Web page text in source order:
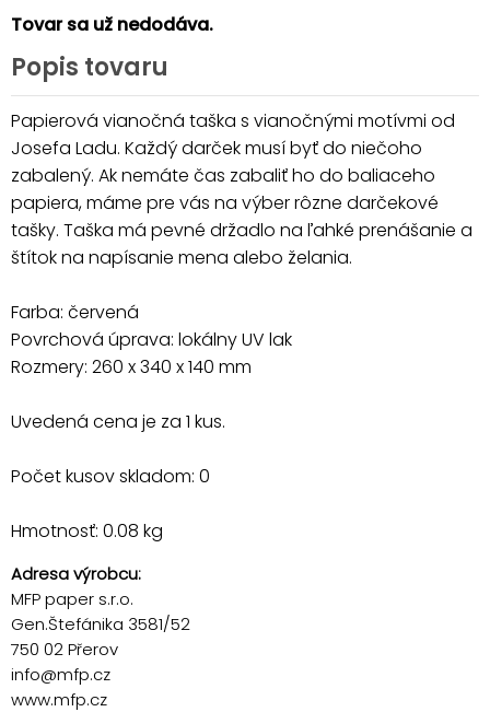
Tovar sa už nedodáva.
Popis tovaru
Papierová vianočná taška s vianočnými motívmi od
Josefa Ladu. Každý darček musí byť do niečoho
zabalený. Ak nemáte čas zabaliť ho do baliaceho
papiera, máme pre vás na výber rôzne darčekové
tašky. Taška má pevné držadlo na ľahké prenášanie a
štítok na napísanie mena alebo želania.
Farba: červená
Povrchová úprava: lokálny UV lak
Rozmery: 260 x 340 x 140 mm
Uvedená cena je za 1 kus.
Počet kusov skladom: 0
Hmotnosť: 0.08 kg
Adresa výrobcu:
MFP paper s.r.o.
Gen.Štefánika 3581/52
750 02 Přerov
info@mfp.cz
www.mfp.cz